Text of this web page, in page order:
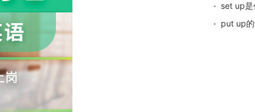
set up是
put up